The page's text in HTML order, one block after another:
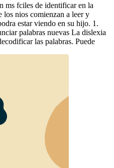
ms fciles de identificar en la
los nios comienzan a leer y
estar viendo en su hijo. 1.
palabras nuevas La dislexia
las palabras. Puede